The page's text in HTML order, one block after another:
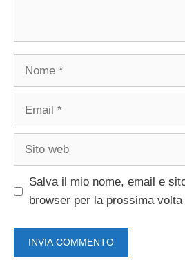
Nome
Email
Sito
Salva il mio nome, email e
browser per la prossima